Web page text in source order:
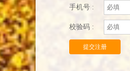
手机号 :
校验码 :
提交注册